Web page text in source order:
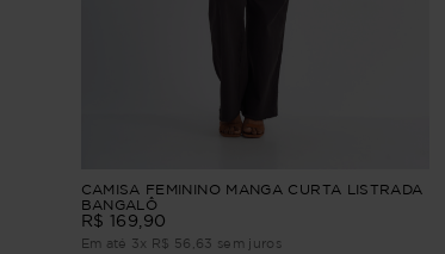
CAMISA FEMININO MANGA CURTA LISTRADA
BANGALÔ
R$ 169 90
Em até 3x R$ 56 63 sem juros